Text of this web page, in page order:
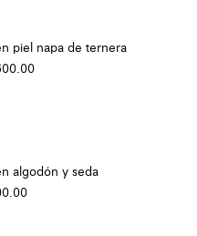
piel napa de ternera
algodón y seda